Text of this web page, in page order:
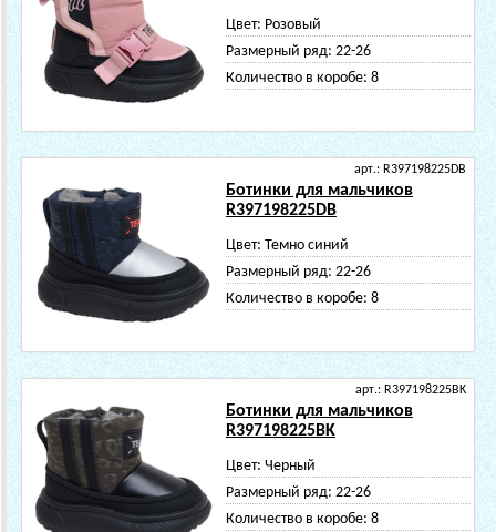
Цвет: Розовый
Размерный ряд: 22-26
Количество в коробе: 8
арт.: R397198225DB
Ботинки для мальчиков
R397198225DB
Цвет: Темно синий
Размерный ряд: 22-26
Количество в коробе: 8
арт.: R397198225BK
Ботинки для мальчиков
R397198225BK
Цвет: Черный
Размерный ряд: 22-26
Количество в коробе: 8